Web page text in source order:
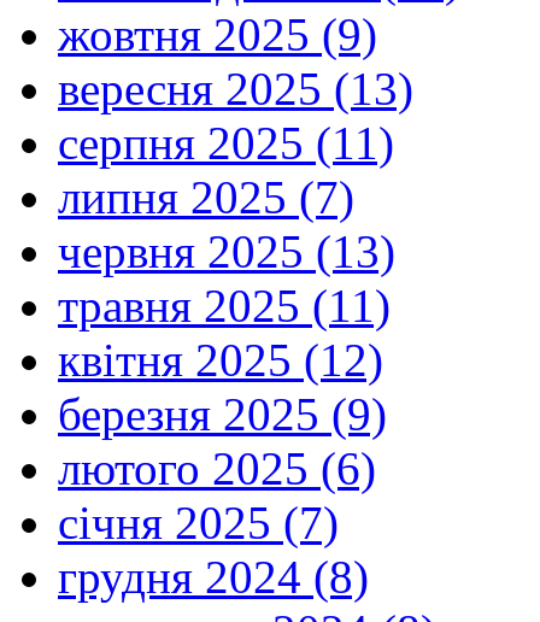
жовтня 2025 (9)
вересня 2025 (13)
серпня 2025 (11)
липня 2025 (7)
червня 2025 (13)
травня 2025 (11)
квітня 2025 (12)
березня 2025 (9)
лютого 2025 (6)
січня 2025 (7)
грудня 2024 (8)